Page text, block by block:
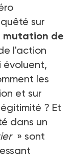
sur
mutation de
l'action
évoluent,
les
et sur
? Et
dans un
» sont